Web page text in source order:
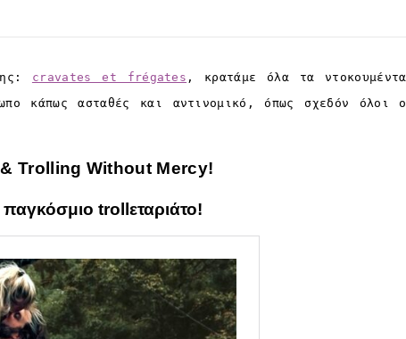
cravates et frégates , κρατάμε όλα τα
κάπως ασταθές και αντινομικό, όπως σχεδόν όλοι
Trolling Without Mercy!
trollεταριάτο!